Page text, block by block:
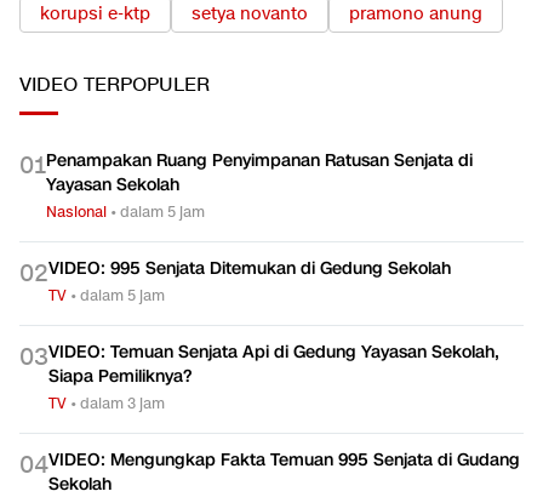
korupsi e-ktp setya novanto pramono anung
VIDEO TERPOPULER
01Penampakan Ruang Penyimpanan Ratusan Senjata di
Yayasan Sekolah
Nasional •dalam 5 jam
02VIDEO: 995 Senjata Ditemukan di Gedung Sekolah
TV •dalam 5 jam
03VIDEO: Temuan Senjata Api di Gedung Yayasan Sekolah,
Siapa Pemiliknya?
TV •dalam 3 jam
04VIDEO: Mengungkap Fakta Temuan 995 Senjata di Gudang
Sekolah